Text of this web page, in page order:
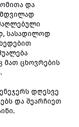
და
სასადილოდ
მათ ცხოვრების
დღესვე
და შეარჩიეთ